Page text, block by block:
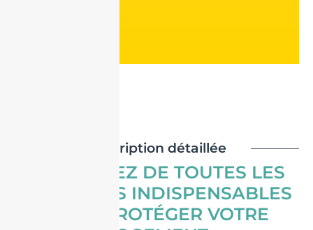
description détaillée
BÉNÉFICIEZ DE TOUTES LES
GARANTIES INDISPENSABLES
POUR PROTÉGER VOTRE